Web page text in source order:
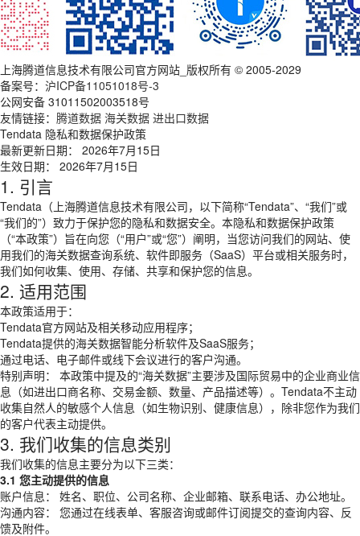
上海腾道信息技术有限公司官方网站_版权所有 © 2005-2029
备案号： 沪ICP备11051018号-3
公网安备 31011502003518号
友情链接： 腾道数据 海关数据 进出口数据
Tendata 隐私和数据保护政策
最新更新日期： 2026年7月15日
生效日期： 2026年7月15日
1. 引言
Tendata（上海腾道信息技术有限公司，以下简称“Tendata”、“我们”或
“我们的”）致力于保护您的隐私和数据安全。本隐私和数据保护政策
（“本政策”）旨在向您（“用户”或“您”）阐明，当您访问我们的网站、使
用我们的海关数据查询系统、软件即服务（SaaS）平台或相关服务时，
我们如何收集、使用、存储、共享和保护您的信息。
2. 适用范围
本政策适用于：
Tendata官方网站及相关移动应用程序；
Tendata提供的海关数据智能分析软件及SaaS服务；
通过电话、电子邮件或线下会议进行的客户沟通。
特别声明： 本政策中提及的“海关数据”主要涉及国际贸易中的企业商业信
息（如进出口商名称、交易金额、数量、产品描述等）。Tendata不主动
收集自然人的敏感个人信息（如生物识别、健康信息），除非您作为我们
的客户代表主动提供。
3. 我们收集的信息类别
我们收集的信息主要分为以下三类：
3.1 您主动提供的信息
账户信息： 姓名、职位、公司名称、企业邮箱、联系电话、办公地址。
沟通内容： 您通过在线表单、客服咨询或邮件订阅提交的查询内容、反
馈及附件。